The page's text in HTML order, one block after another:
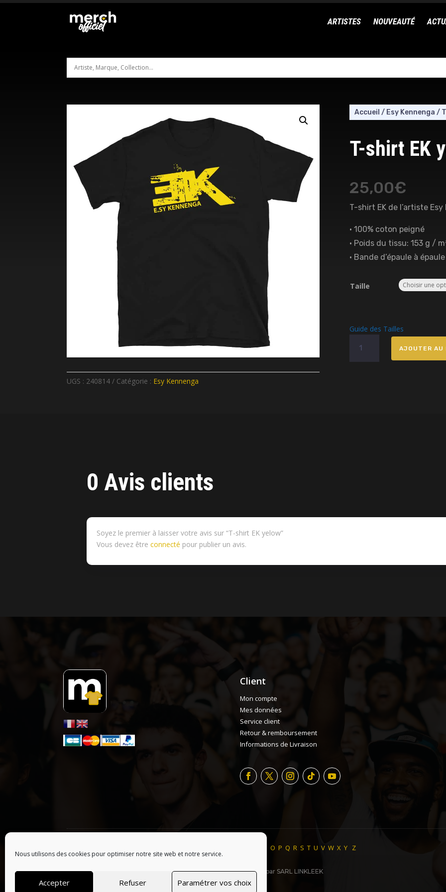
Nous utilisons des cookies pour optimiser notre site web et notre service.
Accepter Refuser Paramétrer vos choix
ARTISTES NOUVEAUTÉ
UGS : 240814 Catégorie : Esy Kennenga
Accueil / Esy Kennenga /
T-shirt EK
25,00€
T-shirt EK de l’artiste Esy
• 100% coton peigné
• Poids du tissu: 153 g /
• Bande d’épaule à épaule
Taille
Guide des Tailles
T-
AJOUTER AU
0 Avis clients
Soyez le premier à laisser votre avis sur “T-shirt EK yelow”
Vous devez êtreconnecté pour publier un avis.
Client
Mon compte
Mes données
Service client
Retour & remboursement
Informations de Livraison
O P Q R S T U V W X Y Z
© 2026 Tous droits réservés, Merchofficiel | Website made with ♥ par SARL LINKLEEK